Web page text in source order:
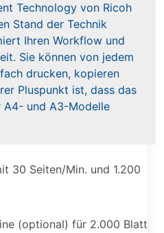
Technology von Ricoh
Stand der Technik
Ihren Workflow und
Sie können von jedem
drucken, kopieren
Pluspunkt ist, dass das
A4- und A3-Modelle
30 Seiten/Min. und 1.200
(optional) für 2.000 Blatt